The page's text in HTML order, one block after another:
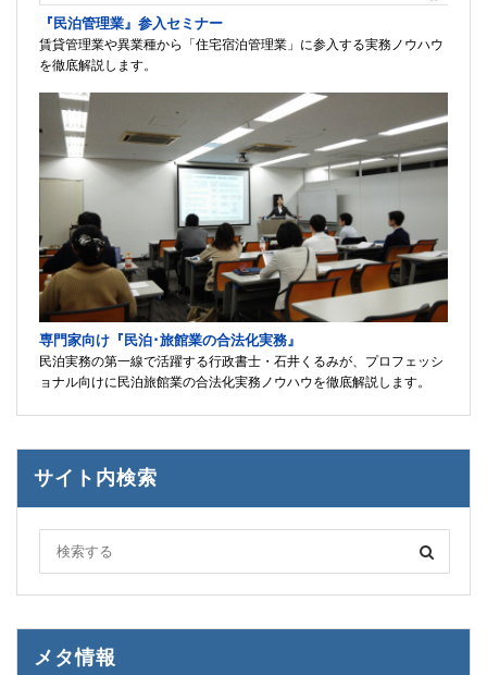
『民泊管理業』参入セミナー
賃貸管理業や異業種から「住宅宿泊管理業」に参入する実務ノウハウ
を徹底解説します。
専門家向け『民泊･旅館業の合法化実務』
民泊実務の第一線で活躍する行政書士・石井くるみが、プロフェッシ
ョナル向けに民泊旅館業の合法化実務ノウハウを徹底解説します。
サイト内検索
メタ情報